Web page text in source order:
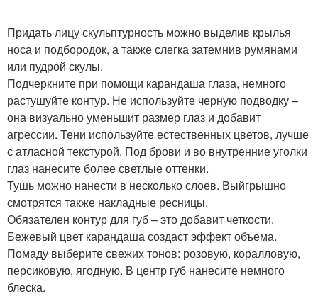
Придать лицу скульптурность можно выделив крылья
носа и подбородок, а также слегка затемнив румянами
или пудрой скулы.
Подчеркните при помощи карандаша глаза, немного
растушуйте контур. Не используйте черную подводку –
она визуально уменьшит размер глаз и добавит
агрессии. Тени используйте естественных цветов, лучше
с атласной текстурой. Под брови и во внутренние уголки
глаз нанесите более светлые оттенки.
Тушь можно нанести в несколько слоев. Выйгрышно
смотрятся также накладные ресницы.
Обязателен контур для губ – это добавит четкости.
Бежевый цвет карандаша создаст эффект объема.
Помаду выберите свежих тонов: розовую, коралловую,
персиковую, ягодную. В центр губ нанесите немного
блеска.